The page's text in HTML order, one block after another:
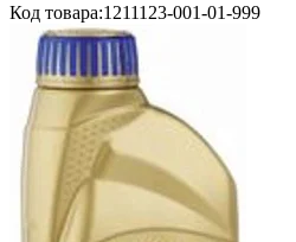
Код товара:1211123-001-01-999